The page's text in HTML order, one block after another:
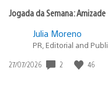
Jogada da Semana: Amizade
Julia Moreno
PR, Editorial and
Data
27/07/2026 2 46